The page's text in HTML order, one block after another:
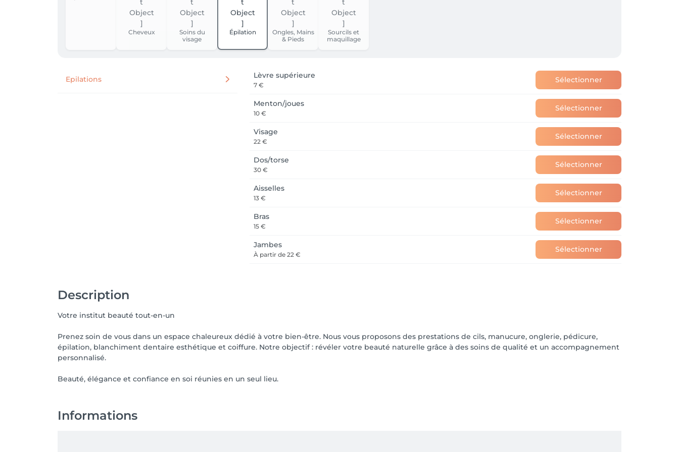
Cheveux
Soins du
visage
Épilation
Ongles, Mains
& Pieds
Sourcils et
maquillage
Epilations Lèvre supérieure
7 €
Sélectionner
Menton/joues
10 €
Sélectionner
Visage
22 €
Sélectionner
Dos/torse
30 €
Sélectionner
Aisselles
13 €
Sélectionner
Bras
15 €
Sélectionner
Jambes
À partir de 22 €
Sélectionner
Description
Votre institut beauté tout-en-un
Prenez soin de vous dans un espace chaleureux dédié à votre bien-être. Nous vous proposons des prestations de cils, manucure, onglerie, pédicure,
épilation, blanchiment dentaire esthétique et coiffure. Notre objectif : révéler votre beauté naturelle grâce à des soins de qualité et un accompagnement
personnalisé.
Beauté, élégance et confiance en soi réunies en un seul lieu.
Informations